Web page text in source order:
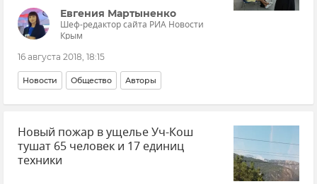
Евгения Мартыненко
Шеф-редактор сайта РИА Новости
Крым
16 августа 2018, 18:15
Новости Общество Авторы
Новый пожар в ущелье Уч-Кош
тушат 65 человек и 17 единиц
техники